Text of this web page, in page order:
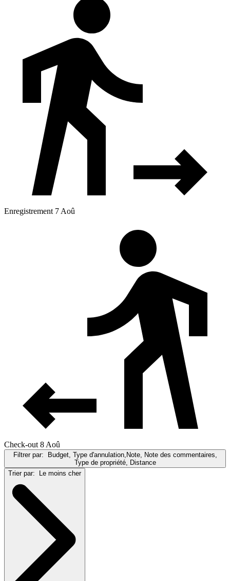
Enregistrement 7 Aoû
Check-out 8 Aoû
Filtrer par:
Budget, Type d'annulation,Note, Note des commentaires,
Type de propriété, Distance
Trier par:
Le moins cher